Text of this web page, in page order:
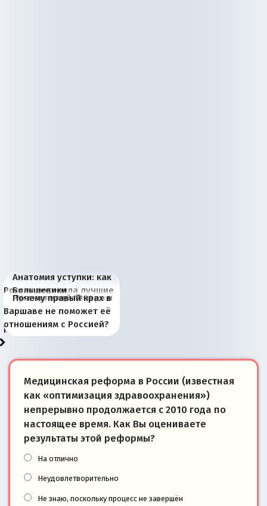
Анатомия уступки: как
Россия потеряла лучшие
рыбопромысловые
районы Баренцева
моря
Большевики
отличаются от «Яблока»
тем, что они -
победители
Киевская марионетка
Запада рассказала о
«переобувании» хозяев
В России назрели
перемены: 15 шагов к
суверенной экономике
Миграционный пожар
Европы
Россия начинает
сбрасывать балласт
Анкориджа
Россия зимой 1904
года: первые уступки во
внутренней политике
Русская нация вчера и
сегодня
Почему правый крах в
Варшаве не поможет её
отношениям с Россией?
Медицинская реформа в России (известная
как «оптимизация здравоохранения»)
непрерывно продолжается с 2010 года по
настоящее время. Как Вы оцениваете
результаты этой реформы?
На отлично
Неудовлетворительно
Не знаю, поскольку процесс не завершён